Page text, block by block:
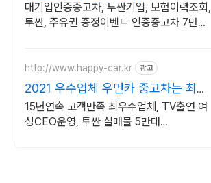
대기업인증중고차, 투싼기업, 보험이력조회,
투싼, 주유권 증정이벤트 인증중고차 7만대
http://www.happy-car.kr 광고
2021 우수업체 우먼카 중고차는 최우
수모범업체에서!
15년연속 고객만족 최우수업체, TV출연 여
성CEO운영, 투싼 실매물 5만대